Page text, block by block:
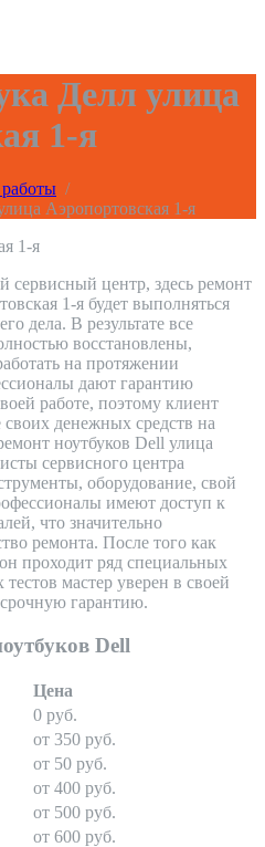
Делл улица
1-я
/
Аэропортовская 1-я
сервисный центр, здесь ремонт
1-я будет выполняться
дела. В результате все
восстановлены,
на протяжении
дают гарантию
работе, поэтому клиент
денежных средств на
ноутбуков Dell улица
сервисного центра
оборудование, свой
имеют доступ к
что значительно
ремонта. После того как
проходит ряд специальных
мастер уверен в своей
гарантию.
Dell
Цена
0 руб.
от 350 руб.
от 50 руб.
от 400 руб.
от 500 руб.
от 600 руб.